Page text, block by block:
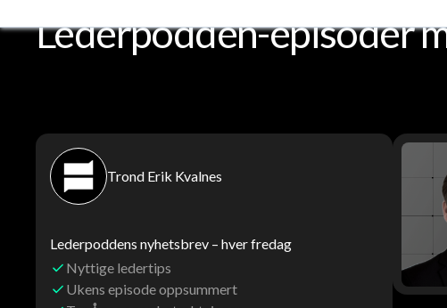
Lederpodden-episoder
Trond Erik Kvalnes
Lederpoddens nyhetsbrev – hver fredag
Nyttige ledertips
Ukens episode oppsummert